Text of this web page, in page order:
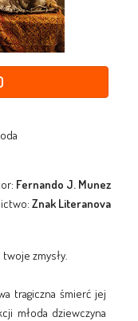
Fernando J. Munez
Znak Literanova
zmysły.
tragiczna śmierć jej
młoda dziewczyna